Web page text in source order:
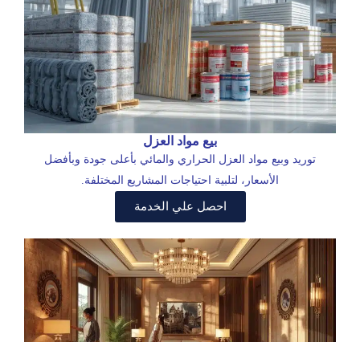
بيع مواد العزل
توريد وبيع مواد العزل الحراري والمائي بأعلى جودة وبأفضل
الأسعار، لتلبية احتياجات المشاريع المختلفة.
احصل علي الخدمة